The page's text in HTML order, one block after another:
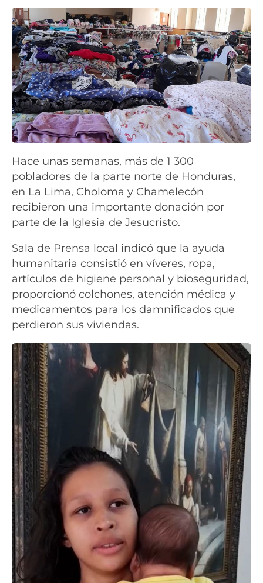
Hace unas semanas, más de 1 300
pobladores de la parte norte de Honduras,
en La Lima, Choloma y Chamelecón
recibieron una importante donación por
parte de la Iglesia de Jesucristo.
Sala de Prensa local indicó que la ayuda
humanitaria consistió en víveres, ropa,
artículos de higiene personal y bioseguridad,
proporcionó colchones, atención médica y
medicamentos para los damnificados que
perdieron sus viviendas.